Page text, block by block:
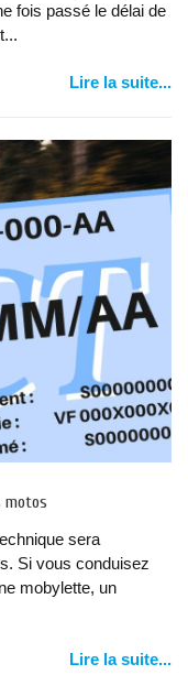
fois passé le délai de
Lire la suite...
motos
sera
Si vous conduisez
mobylette, un
Lire la suite...